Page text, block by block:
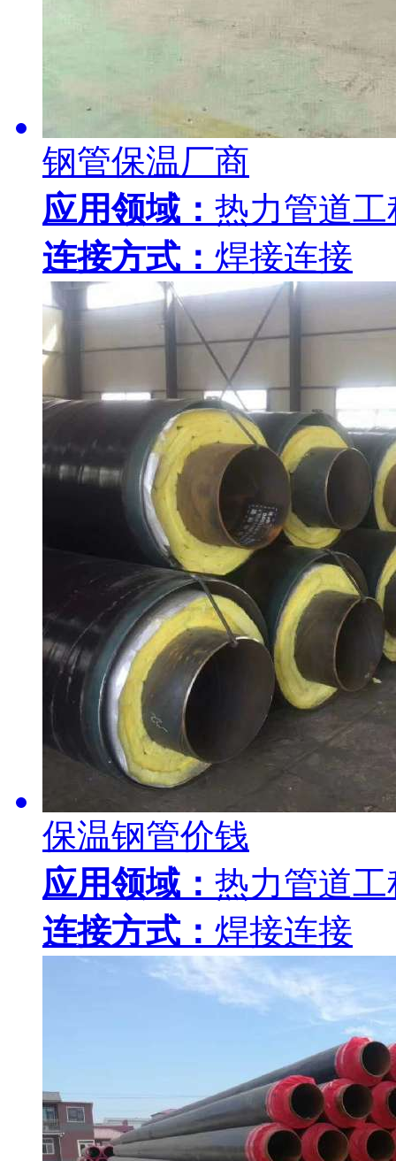
钢管保温厂商
应用领域： 热力管道工
连接方式： 焊接连接
保温钢管价钱
应用领域： 热力管道工
连接方式： 焊接连接